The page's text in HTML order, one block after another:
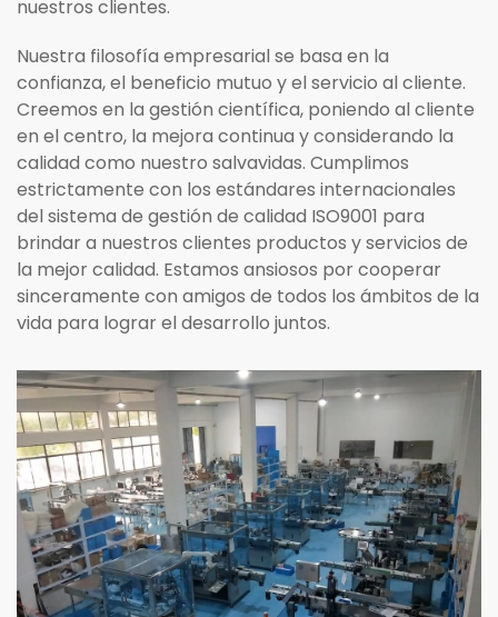
nuestros clientes.
Nuestra filosofía empresarial se basa en la
confianza, el beneficio mutuo y el servicio al cliente.
Creemos en la gestión científica, poniendo al cliente
en el centro, la mejora continua y considerando la
calidad como nuestro salvavidas. Cumplimos
estrictamente con los estándares internacionales
del sistema de gestión de calidad ISO9001 para
brindar a nuestros clientes productos y servicios de
la mejor calidad. Estamos ansiosos por cooperar
sinceramente con amigos de todos los ámbitos de la
vida para lograr el desarrollo juntos.